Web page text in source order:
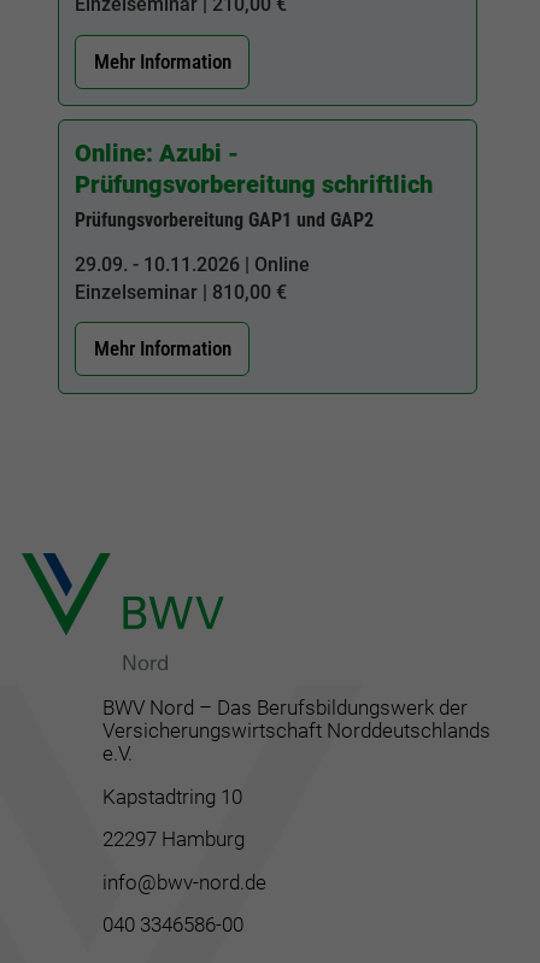
Mehr Information
Online: Azubi -
Prüfungsvorbereitung schriftlich
Prüfungsvorbereitung GAP1 und GAP2
29.09. - 10.11.2026 | Online
Einzelseminar | 810,00 €
Mehr Information
BWV Nord – Das Berufsbildungswerk der
Versicherungswirtschaft Norddeutschlands
e.V.
Kapstadtring 10
22297 Hamburg
info@bwv-nord.de
040 3346586-00